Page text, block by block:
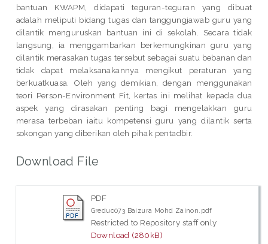
bantuan KWAPM, didapati teguran-teguran yang dibuat
adalah meliputi bidang tugas dan tanggungjawab guru yang
dilantik menguruskan bantuan ini di sekolah. Secara tidak
langsung, ia menggambarkan berkemungkinan guru yang
dilantik merasakan tugas tersebut sebagai suatu bebanan dan
tidak dapat melaksanakannya mengikut peraturan yang
berkuatkuasa. Oleh yang demikian, dengan menggunakan
teori Person-Environment Fit, kertas ini melihat kepada dua
aspek yang dirasakan penting bagi mengelakkan guru
merasa terbeban iaitu kompetensi guru yang dilantik serta
sokongan yang diberikan oleh pihak pentadbir.
Download File
PDF
Greduc073 Baizura Mohd Zainon.pdf
Restricted to Repository staff only
Download (280kB)